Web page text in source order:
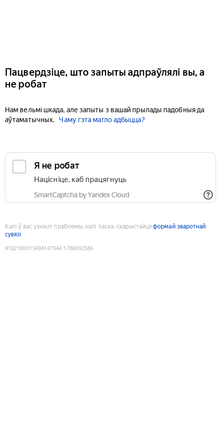
Пацвердзіце, што запыты адпраўлялі вы, а
не робат
Нам вельмі шкада, але запыты з вашай прылады падобныя да
аўтаматычных.
Чаму гэта магло адбыцца?
Я не робат
Націсніце, каб працягнуць
SmartCaptcha by Yandex Cloud
Калі ў вас узніклі праблемы, калі ласка, скарыстайцеформай зваротнай
сувязі
9182180013494147344:1786092586